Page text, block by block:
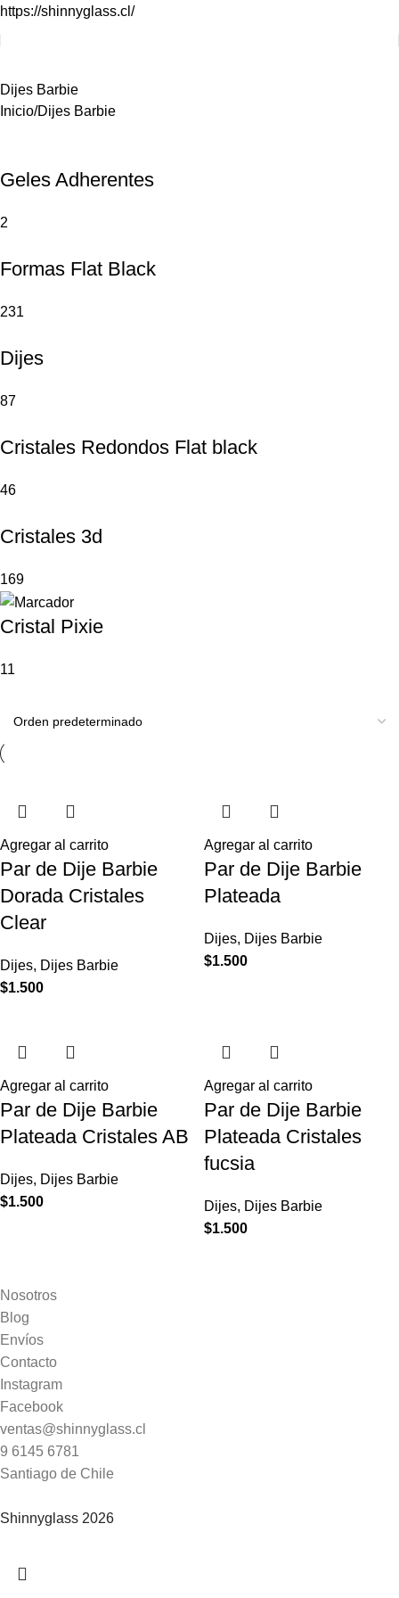
https://shinnyglass.cl/
Dijes Barbie
Inicio Dijes Barbie
Geles Adherentes
2
Formas Flat Black
231
Dijes
87
Cristales Redondos Flat black
46
Cristales 3d
169
Cristal Pixie
11
Agregar al carrito
Par de Dije Barbie
Dorada Cristales
Clear
Dijes, Dijes Barbie
$1.500
Agregar al carrito
Par de Dije Barbie
Plateada
Dijes, Dijes Barbie
$1.500
Agregar al carrito
Par de Dije Barbie
Plateada Cristales AB
Dijes, Dijes Barbie
$1.500
Agregar al carrito
Par de Dije Barbie
Plateada Cristales
fucsia
Dijes, Dijes Barbie
$1.500
Nosotros
Blog
Envíos
Contacto
Instagram
Facebook
ventas@shinnyglass.cl
9 6145 6781
Santiago de Chile
Shinnyglass 2026